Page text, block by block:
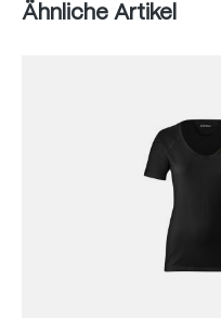
Produktgalerie überspringen
Ähnliche Artikel